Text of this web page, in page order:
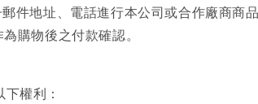
件地址、電話進行本公司或合作廠商商品
購物後之付款確認。
權利：